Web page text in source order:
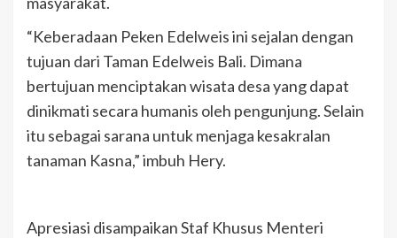
“Keberadaan Peken Edelweis ini sejalan dengan
tujuan dari Taman Edelweis Bali. Dimana
bertujuan menciptakan wisata desa yang dapat
dinikmati secara humanis oleh pengunjung. Selain
itu sebagai sarana untuk menjaga kesakralan
tanaman Kasna,” imbuh Hery.
Apresiasi disampaikan Staf Khusus Menteri